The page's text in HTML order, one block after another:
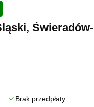
Świeradów-
Brak przedpłaty